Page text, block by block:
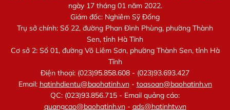
ngày 17 tháng 01 năm 2022.
Giám đốc: Nghiêm Sỹ Đống
Trụ sở chính: Số 22, đường Phan Đình Phùng, phường Thành
Sen, tỉnh Hà Tĩnh
Cơ sở 2: Số 01, đường Võ Liêm Sơn, phường Thành Sen, tỉnh Hà
Tĩnh
Điện thoại: (023)95.858.608 - (023)93.693.427
Email: hatinhdientu@baohatinh.vn- toasoan@baohatinh.vn
QC: (023)93.856.715 - Email quảng cáo:
quangcao@baohatinh.vn- ads@hatinhtv.vn